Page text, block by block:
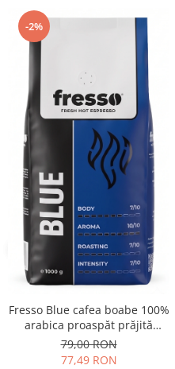
-2%
Fresso Blue cafea boabe 100%
arabica proaspăt prăjită
vending 1kg
79,00 RON
77,49 RON